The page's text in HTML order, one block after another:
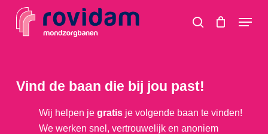
search
Menu
Vind de baan die bij jou past!
Wij helpen je gratisje volgende baan te vinden!
We werken snel, vertrouwelijk en anoniem